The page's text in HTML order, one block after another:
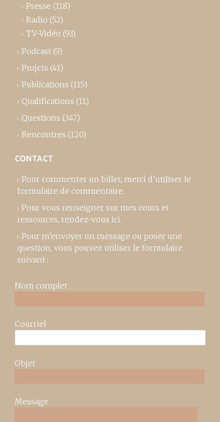
Presse (118)
Radio (52)
TV-Vidéo (93)
Podcast (9)
Projets (41)
Publications (115)
Qualifications (11)
Questions (347)
Rencontres (120)
CONTACT
Pour commenter un billet, merci d’utiliser le
formulaire de commentaire.
Pour vous renseigner sur mes cours et
ressources, rendez-vous ici.
Pour m’envoyer un message ou poser une
question, vous pouvez utiliser le formulaire
suivant :
Nom complet
Courriel
Objet
Message